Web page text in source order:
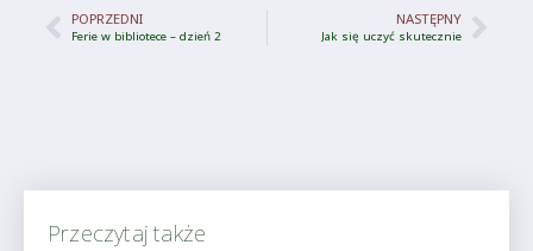
POPRZEDNI
Ferie w bibliotece – dzień 2
NASTĘPNY
Jak się uczyć skutecznie
Przeczytaj także